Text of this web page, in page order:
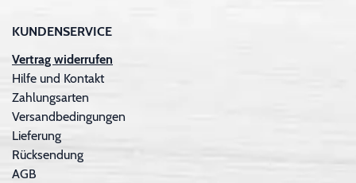
KUNDENSERVICE
Vertrag widerrufen
Hilfe und Kontakt
Zahlungsarten
Versandbedingungen
Lieferung
Rücksendung
AGB